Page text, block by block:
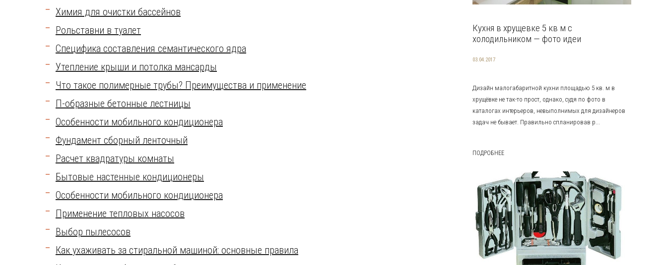
Химия для очистки бассейнов
Рольставни в туалет
Специфика составления семантического ядра
Утепление крыши и потолка мансарды
Что такое полимерные трубы? Преимущества и применение
П-образные бетонные лестницы
Особенности мобильного кондиционера
Фундамент сборный ленточный
Расчет квадратуры комнаты
Бытовые настенные кондиционеры
Особенности мобильного кондиционера
Применение тепловых насосов
Выбор пылесосов
Как ухаживать за стиральной машиной: основные правила
Кухня в хрущевке 5 кв м с
холодильником — фото идеи
03.04.2017
Дизайн малогабаритной кухни площадью 5 кв. м в
хрущёвке не так-то прост, однако, судя по фото в
каталогах интерьеров, невыполнимых для дизайнеров
задач не бывает. Правильно спланировав р...
ПОДРОБНЕЕ